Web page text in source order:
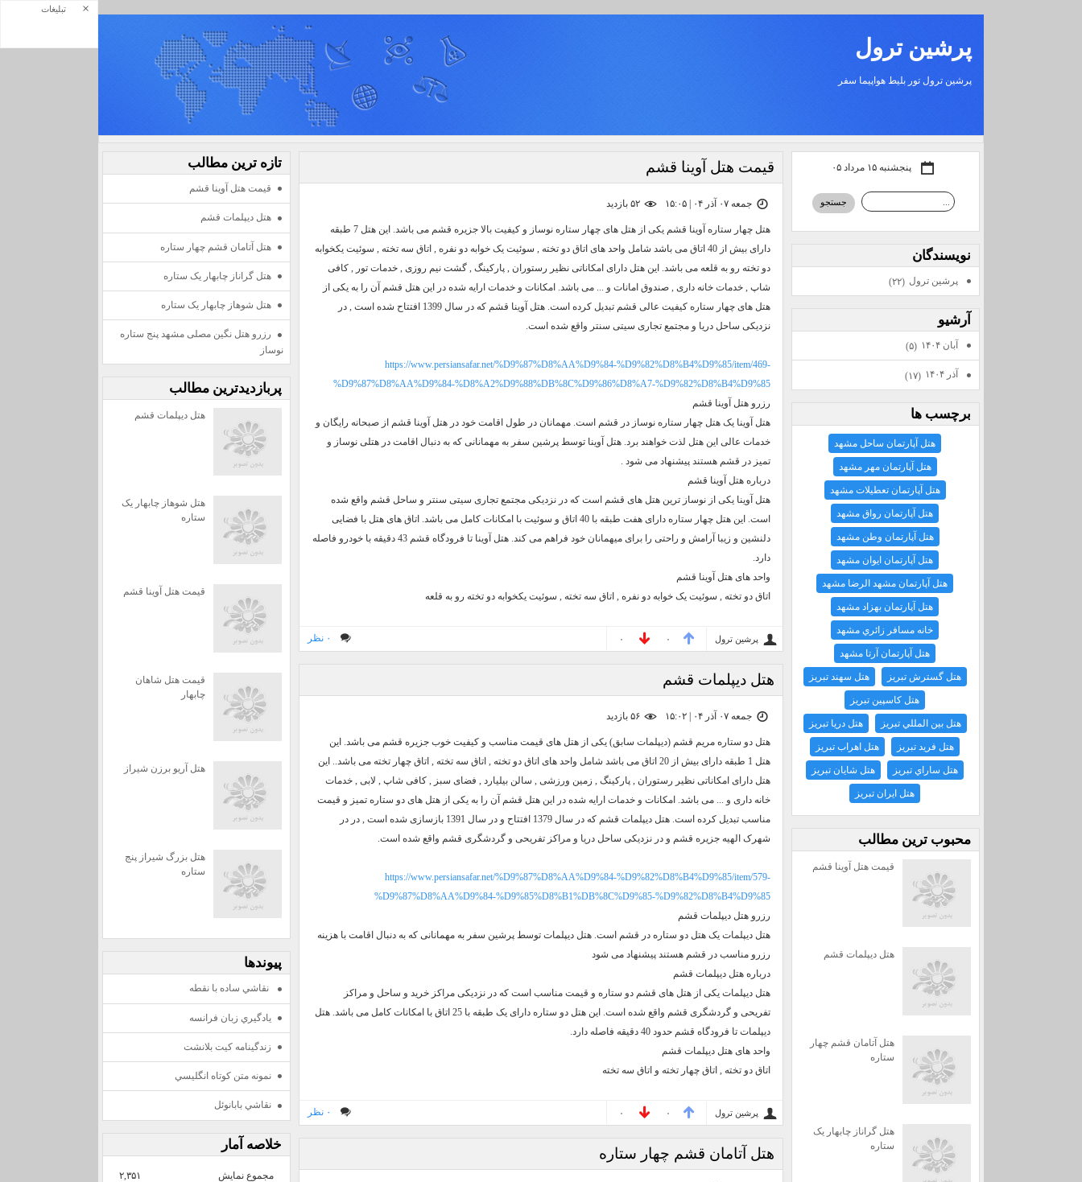
پرشين ترول
پرشين ترول تور بليط هواپيما سفر
قیمت هتل آوینا قشم
جمعه ۰۷ آذر ۰۴ | ۱۵:۰۵ ۵۲ بازديد
هتل چهار ستاره آوینا قشم یکی از هتل های چهار ستاره نوساز و کیفیت بالا جزیره قشم می باشد. این هتل 7 طبقه
دارای بیش از 40 اتاق می باشد شامل واحد های اتاق دو تخته , سوئیت یک خوابه دو نفره , اتاق سه تخته , سوئیت یکخوابه
دو تخته رو به قلعه می باشد. این هتل دارای امکاناتی نظیر رستوران , پارکینگ , گشت نیم روزی , خدمات تور , کافی
شاپ , خدمات خانه داری , صندوق امانات و ... می باشد. امکانات و خدمات ارایه شده در این هتل قشم آن را به یکی از
هتل های چهار ستاره کیفیت عالی قشم تبدیل کرده است. هتل آوینا قشم که در سال 1399 افتتاح شده است , در
نزدیکی ساحل دریا و مجتمع تجاری سیتی سنتر واقع شده است.
https://www.persiansafar.net/%D9%87%D8%AA%D9%84-%D9%82%D8%B4%D9%85/item/469-
%D9%87%D8%AA%D9%84-%D8%A2%D9%88%DB%8C%D9%86%D8%A7-%D9%82%D8%B4%D9%85
رزرو هتل آوینا قشم
هتل آوینا یک هتل چهار ستاره نوساز در قشم است. مهمانان در طول اقامت خود در هتل آوینا قشم از صبحانه رایگان و
خدمات عالی این هتل لذت خواهند برد. هتل آوینا توسط پرشین سفر به مهمانانی که به دنبال اقامت در هتلی نوساز و
تمیز در قشم هستند پیشنهاد می شود .
درباره هتل آوینا قشم
هتل آوینا یکی از نوساز ترین هتل های قشم است که در نزدیکی مجتمع تجاری سیتی سنتر و ساحل قشم واقع شده
است. این هتل چهار ستاره دارای هفت طبقه با 40 اتاق و سوئیت با امکانات کامل می باشد. اتاق های هتل با فضایی
دلنشین و زیبا آرامش و راحتی را برای میهمانان خود فراهم می کند. هتل آوینا تا فرودگاه قشم 43 دقیقه با خودرو فاصله
دارد.
واحد های هتل آوینا قشم
اتاق دو تخته , سوئیت یک خوابه دو نفره , اتاق سه تخته , سوئیت یکخوابه دو تخته رو به قلعه
پرشین ترول ۰ ۰ ۰ نظر
هتل دیپلمات قشم
جمعه ۰۷ آذر ۰۴ | ۱۵:۰۲ ۵۶ بازديد
هتل دو ستاره مریم قشم (دیپلمات سابق) یکی از هتل های قیمت مناسب و کیفیت خوب جزیره قشم می باشد. این
هتل 1 طبقه دارای بیش از 20 اتاق می باشد شامل واحد های اتاق دو تخته , اتاق سه تخته , اتاق چهار تخته می باشد.. این
هتل دارای امکاناتی نظیر رستوران , پارکینگ , زمین ورزشی , سالن بیلیارد , فضای سبز , کافی شاپ , لابی , خدمات
خانه داری و ... می باشد. امکانات و خدمات ارایه شده در این هتل قشم آن را به یکی از هتل های دو ستاره تمیز و قیمت
مناسب تبدیل کرده است. هتل دیپلمات قشم که در سال 1379 افتتاح و در سال 1391 بازسازی شده است , در در
شهرک الهیه جزیره قشم و در نزدیکی ساحل دریا و مراکز تفریحی و گردشگری قشم واقع شده است.
https://www.persiansafar.net/%D9%87%D8%AA%D9%84-%D9%82%D8%B4%D9%85/item/579-
%D9%87%D8%AA%D9%84-%D9%85%D8%B1%DB%8C%D9%85-%D9%82%D8%B4%D9%85
رزرو هتل دیپلمات قشم
هتل دیپلمات یک هتل دو ستاره در قشم است. هتل دیپلمات توسط پرشین سفر به مهمانانی که به دنبال اقامت با هزینه
رزرو مناسب در قشم هستند پیشنهاد می شود
درباره هتل دیپلمات قشم
هتل دیپلمات یکی از هتل های قشم دو ستاره و قیمت مناسب است که در نزدیکی مراکز خرید و ساحل و مراکز
تفریحی و گردشگری قشم واقع شده است. این هتل دو ستاره دارای یک طبقه با 25 اتاق با امکانات کامل می باشد. هتل
دیپلمات تا فرودگاه قشم حدود 40 دقیقه فاصله دارد.
واحد های هتل دیپلمات قشم
اتاق دو تخته , اتاق چهار تخته و اتاق سه تخته
پرشین ترول ۰ ۰ ۰ نظر
هتل آتامان قشم چهار ستاره
پنجشنبه ۱۵ مرداد ۰۵
نويسندگان
پرشين ترول (۲۲)
آرشيو
آبان ۱۴۰۴ (۵)
آذر ۱۴۰۴ (۱۷)
برچسب ها
هتل آپارتمان ساحل مشهد
هتل آپارتمان مهر مشهد
هتل آپارتمان تعطيلات مشهد
هتل آپارتمان رواق مشهد
هتل آپارتمان وطن مشهد
هتل آپارتمان ايوان مشهد
هتل آپارتمان مشهد الرضا مشهد
هتل آپارتمان بهزاد مشهد
خانه مسافر زائري مشهد
هتل آپارتمان آرتا مشهد
هتل گسترش تبريز هتل سهند تبريز
هتل كاسپين تبريز
هتل بين المللي تبريز هتل دريا تبريز
هتل فريد تبريز هتل اهراب تبريز
هتل ساراي تبريز هتل شايان تبريز
هتل ايران تبريز
محبوب ترين مطالب
قیمت هتل آوینا قشم
هتل دیپلمات قشم
هتل آتامان قشم چهار
ستاره
هتل گراناز چابهار یک
ستاره
تازه ترين مطالب
قیمت هتل آوینا قشم
هتل دیپلمات قشم
هتل آتامان قشم چهار ستاره
هتل گراناز چابهار یک ستاره
هتل شوهاز چابهار یک ستاره
رزرو هتل نگین مصلی مشهد پنج ستاره
نوساز
پربازديدترين مطالب
هتل دیپلمات قشم
هتل شوهاز چابهار یک
ستاره
قیمت هتل آوینا قشم
قیمت هتل شاهان
چابهار
هتل آریو برزن شیراز
هتل بزرگ شیراز پنج
ستاره
پيوندها
نقاشي ساده با نقطه
يادگيري زبان فرانسه
زندگينامه كيت بلانشت
نمونه متن كوتاه انگليسي
نقاشي بابانوئل
خلاصه آمار
مجموع نمایش‌ ۲,۳۵۱
تبلیغات ×